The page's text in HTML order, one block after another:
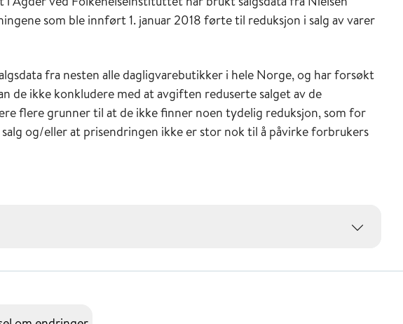
som ble innført 1. januar 2018 førte til reduksjon i salg av varer
fra nesten alle dagligvarebutikker i hele Norge, og har forsøkt
de ikke konkludere med at avgiften reduserte salget av de
flere grunner til at de ikke finner noen tydelig reduksjon, som for
og/eller at prisendringen ikke er stor nok til å påvirke forbrukers